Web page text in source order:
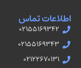
اطلاعات تماس
02155169342
02155169343
02122670131